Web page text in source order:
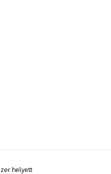
helyett